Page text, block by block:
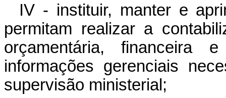
IV - instituir, manter e
permitam realizar a
orçamentária,
informações gerenciais
supervisão ministerial;